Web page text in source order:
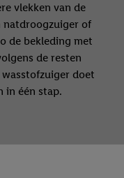
vlekken van de
natdroogzuiger of
de bekleding met
de resten
doet
in één stap.